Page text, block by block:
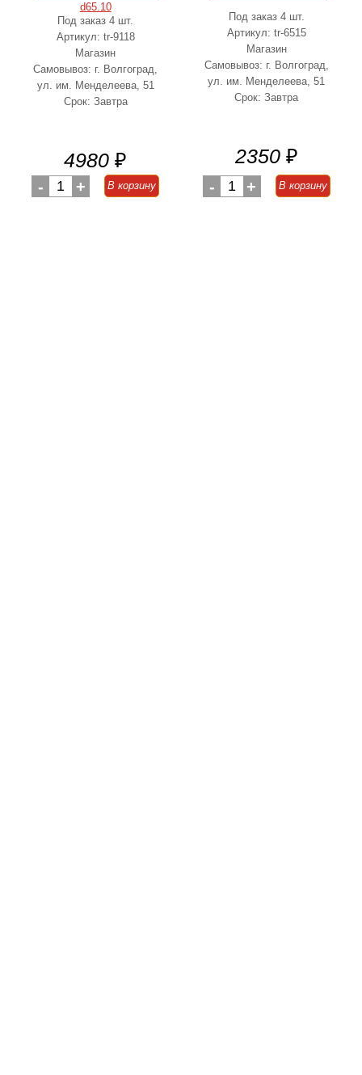
d65.10
Под заказ 4 шт.
Артикул: tr-9118
Магазин
Самовывоз: г. Волгоград,
ул. им. Менделеева, 51
Срок: Завтра
4980 ₽
- 1 + В корзину
Под заказ 4 шт.
Артикул: tr-6515
Магазин
Самовывоз: г. Волгоград,
ул. им. Менделеева, 51
Срок: Завтра
2350 ₽
- 1 + В корзину